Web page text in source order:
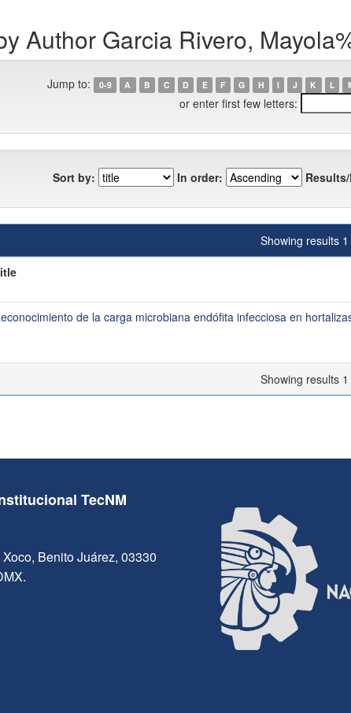
Author Garcia Rivero,
Jump to: 0-9 A B C D E F G H I J K L
or enter first few letters:
Sort by: In order:
Showing results 1
de la carga microbiana endófita infecciosa en
Showing results 1
TecNM
Benito Juárez, 03330